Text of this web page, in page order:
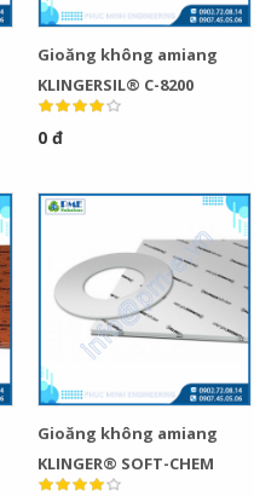
Gioăng không amiang
KLINGERSIL® C-8200
0 đ
Gioăng không amiang
KLINGER® SOFT-CHEM